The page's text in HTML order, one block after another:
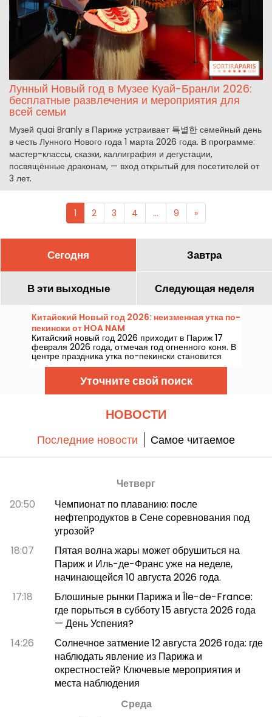
Лунный Новый год в Музее Куай-Бранли 2026:
бесплатные развлечения и мероприятия для
всей семьи
Музей quai Branly в Париже устраивает 특별한 семейный день
в честь Лунного Нового года 1 марта 2026 года. В программе:
мастер-классы, сказки, каллиграфия и дегустации,
посвящённые драконам, — вход открытый для посетителей от
3 лет.
1 2 3 4 ... 9 »
Сегодня Завтра
В эти выходные Следующая неделя
Китайский Новый год 2026: неизменная утка по-
пекински от HOA NAM
Китайский новый год 2026 приходит в Париж 17
февраля 2026 года, отмечая год огненного коня. В
центре праздника утка по-пекински становится
безусловной звездой на традиционных столах.
Чтобы не пропустить ничего и насладиться этим
кулинарным шедевром, отправляйтесь в Hoa Nam,
гастрономический адрес поклонников азиатских
Уточните свой поиск
НОВОСТИ
Последние новости Самое читаемое
Четверг
20:50
Чемпионат по плаванию: после
нефтепродуктов в Сене соревнования под
угрозой?
18:07
Пятая волна жары может обрушиться на
Париж и Иль-де-Франс уже на неделе,
начинающейся 10 августа 2026 года.
17:18
Блошиные рынки Парижа и Île-de-France:
где порыться в субботу 15 августа 2026 года
— День Успения?
14:26
Солнечное затмение 12 августа 2026 года: где
наблюдать явление из Парижа и
окрестностей? Ключевые мероприятия и
места наблюдения
Cреда